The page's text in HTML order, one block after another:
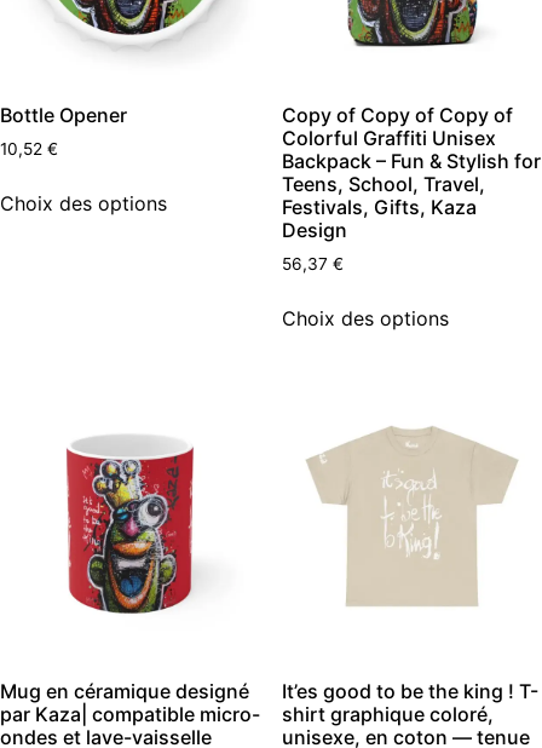
Bottle Opener
10,52 €
Choix des options
Copy of Copy of Copy of
Colorful Graffiti Unisex
Backpack – Fun & Stylish for
Teens, School, Travel,
Festivals, Gifts, Kaza
Design
56,37 €
Choix des options
Mug en céramique designé
par Kaza| compatible micro-
ondes et lave-vaisselle
It’es good to be the king ! T-
shirt graphique coloré,
unisexe, en coton — tenue